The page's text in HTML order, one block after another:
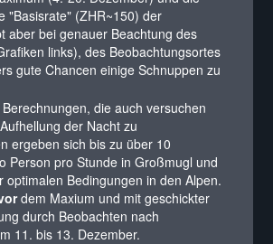
"Basisrate" (ZHR~150) der
aber bei genauer Beachtung des
links), des Beobachtungsortes
gute Chancen einige Schnuppen zu
die auch versuchen
der Nacht zu
ergeben sich bis zu über 10
Person pro Stunde in Großmugl und
optimalen Bedingungen in den Alpen.
dem Maxium und mit geschickter
durch Beobachten nach
11. bis 13. Dezember.